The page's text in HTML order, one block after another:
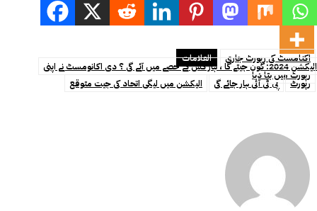
العلامات اکنامسٹ کی رپورٹ جاری
الیکشن 2024: کون جیتے گا ، ہار کس کے حصے میں آئے گی ؟ دی اکانومسٹ نے اپنی
رپورٹ میں بتا دیا
الیکشن میں لیگی اتحاد کی جیت متوقع پی ٹی آئی ہار جائے گی رپورٹ